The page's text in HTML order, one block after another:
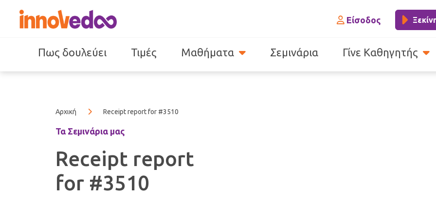
Είσοδος
Πως δουλεύει Τιμές Μαθήματα Σεμινάρια Γίνε Καθηγητής
Αρχική Receipt report for #3510
Τα Σεμινάρια μας
Receipt report
for #3510